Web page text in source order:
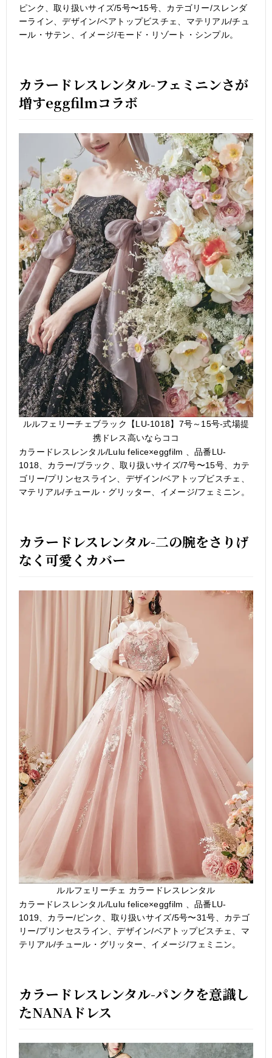
ピンク、取り扱いサイズ/5号〜15号、カテゴリー/スレンダ
ーライン、デザイン/ベアトップビスチェ、マテリアル/チュ
ール・サテン、イメージ/モード・リゾート・シンプル。
カラードレスレンタル-フェミニンさが
増すeggfilmコラボ
ルルフェリーチェブラック【LU-1018】7号～15号-式場提
携ドレス高いならココ
カラードレスレンタル/Lulu felice×eggfilm 、品番LU-
1018、カラー/ブラック、取り扱いサイズ/7号〜15号、カテ
ゴリー/プリンセスライン、デザイン/ベアトップビスチェ、
マテリアル/チュール・グリッター、イメージ/フェミニン。
カラードレスレンタル-二の腕をさりげ
なく可愛くカバー
ルルフェリーチェ カラードレスレンタル
カラードレスレンタル/Lulu felice×eggfilm 、品番LU-
1019、カラー/ピンク、取り扱いサイズ/5号〜31号、カテゴ
リー/プリンセスライン、デザイン/ベアトップビスチェ、マ
テリアル/チュール・グリッター、イメージ/フェミニン。
カラードレスレンタル-パンクを意識し
たNANAドレス